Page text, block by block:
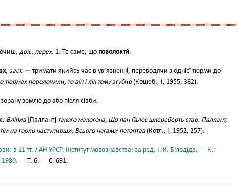
док., перех. 1. Те саме, що поволокти́.
, заст. — тримати якийсь час в ув’язненні, переводячи з однієї тюрми до
тюрмах поволочили, то він і лік тому згубив (Коцюб., І, 1955, 382).
землю до або після сівби.
Вліпив [Паллант] такого макогона, Що пан Галес шкереберть став. Паллант,
на горло наступивши, Всього ногами потоптав (Котл., І, 1952, 257).
в 11 тт. / АН УРСР. Інститут мовознавства; за ред. І. К. Білодіда. — К.:
— Т. 6. — С. 691.